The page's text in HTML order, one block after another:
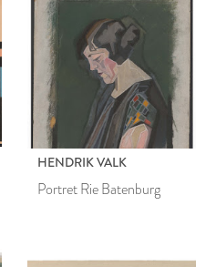
HENDRIK VALK
Portret Rie Batenburg